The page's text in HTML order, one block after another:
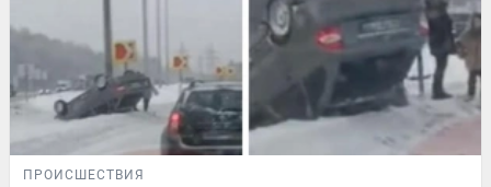
ПРОИСШЕСТВИЯ